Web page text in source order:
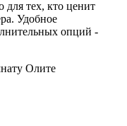
для тех, кто ценит
Удобное
опций -